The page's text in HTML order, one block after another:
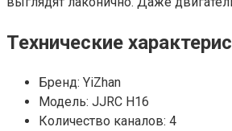
Технические
Бренд: YiZhan
Модель: JJRC H16
Количество каналов: 4